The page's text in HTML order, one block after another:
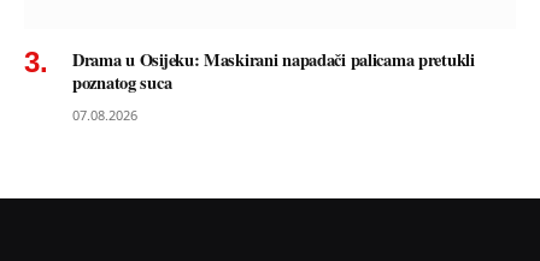
Drama u Osijeku: Maskirani napadači palicama pretukli
poznatog suca
07.08.2026